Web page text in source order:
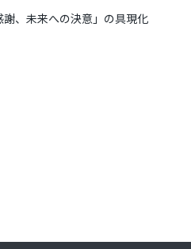
、未来への決意」の具現化